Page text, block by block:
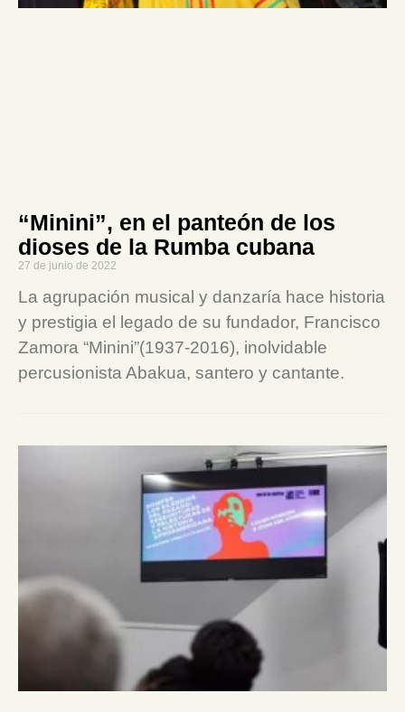
“Minini”, en el panteón de los
dioses de la Rumba cubana
27 de junio de 2022
La agrupación musical y danzaría hace historia
y prestigia el legado de su fundador, Francisco
Zamora “Minini”(1937-2016), inolvidable
percusionista Abakua, santero y cantante.